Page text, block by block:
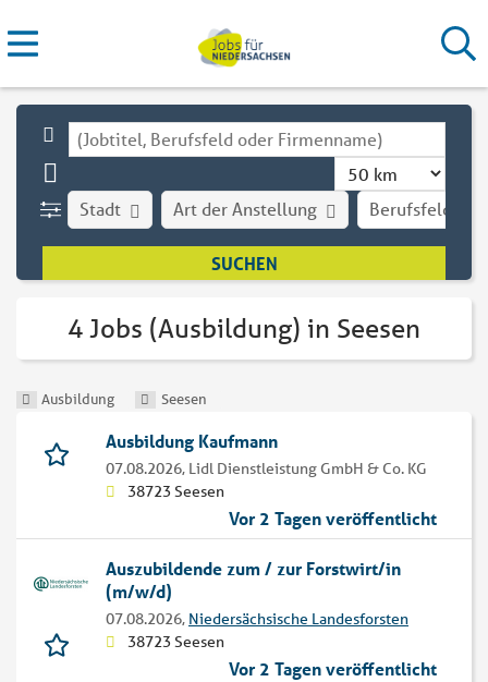
Stadt Art der Anstellung Berufsfeld
4 Jobs (Ausbildung) in Seesen
Ausbildung Seesen
Ausbildung Kaufmann
07.08.2026, Lidl Dienstleistung GmbH & Co. KG
38723 Seesen
Vor 2 Tagen veröffentlicht
Auszubildende zum / zur Forstwirt/in
(m/w/d)
07.08.2026, Niedersächsische Landesforsten
38723 Seesen
Vor 2 Tagen veröffentlicht